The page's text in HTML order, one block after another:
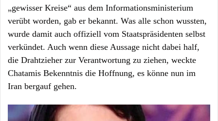
„gewisser Kreise“ aus dem Informationsministerium
verübt worden, gab er bekannt. Was alle schon wussten,
wurde damit auch offiziell vom Staatspräsidenten selbst
verkündet. Auch wenn diese Aussage nicht dabei half,
die Drahtzieher zur Verantwortung zu ziehen, weckte
Chatamis Bekenntnis die Hoffnung, es könne nun im
Iran bergauf gehen.